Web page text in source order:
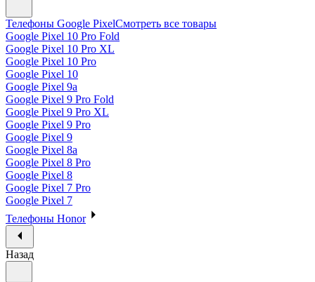
Телефоны Google PixelСмотреть все товары
Google Pixel 10 Pro Fold
Google Pixel 10 Pro XL
Google Pixel 10 Pro
Google Pixel 10
Google Pixel 9a
Google Pixel 9 Pro Fold
Google Pixel 9 Pro XL
Google Pixel 9 Pro
Google Pixel 9
Google Pixel 8a
Google Pixel 8 Pro
Google Pixel 8
Google Pixel 7 Pro
Google Pixel 7
Телефоны Honor
Назад